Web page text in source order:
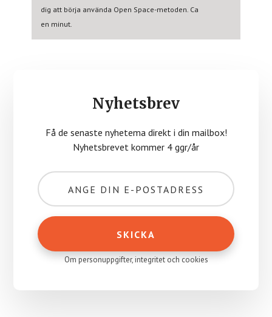
dig att börja använda Open Space-metoden. Ca
en minut.
Nyhetsbrev
Få de senaste nyhetema direkt i din mailbox!
Nyhetsbrevet kommer 4 ggr/år
Om personuppgifter, integritet och cookies